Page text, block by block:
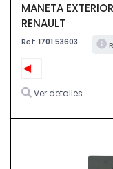
MANETA
RENAULT
Ref: 1701.53603
Ver detalles